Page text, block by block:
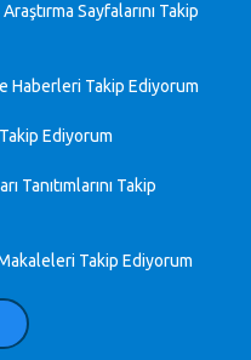
özel radyo yayıncılığı
evde yıllar
ikinci büyük şoku
verdiği ödülü değerli
fotoğraf larımız ile
herkese en derin
için öpün.
- 07.01.2023
Sayfalarını Takip
Haberleri Takip Ediyorum
Ediyorum
Tanıtımlarını Takip
Takip Ediyorum